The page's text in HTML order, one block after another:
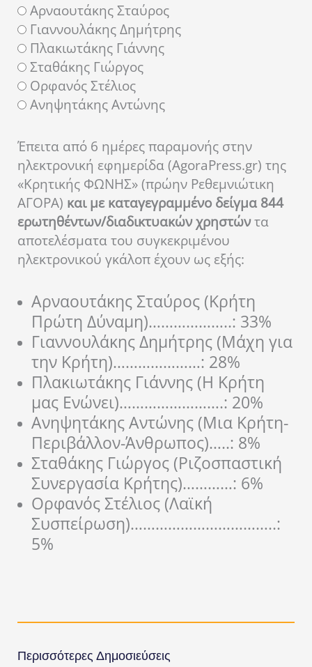
Αρναουτάκης Σταύρος
Γιαννουλάκης Δημήτρης
Πλακιωτάκης Γιάννης
Σταθάκης Γιώργος
Ορφανός Στέλιος
Ανηψητάκης Αντώνης
Έπειτα από 6 ημέρες παραμονής στην
ηλεκτρονική εφημερίδα (AgoraPress.gr) της
«Κρητικής ΦΩΝΗΣ» (πρώην Ρεθεμνιώτικη
ΑΓΟΡΑ) και με καταγεγραμμένο δείγμα 844
ερωτηθέντων/διαδικτυακών χρηστώντα
αποτελέσματα του συγκεκριμένου
ηλεκτρονικού γκάλοπ έχουν ως εξής:
Αρναουτάκης Σταύρος (Κρήτη
Πρώτη Δύναμη)………………..: 33%
Γιαννουλάκης Δημήτρης (Μάχη για
την Κρήτη)…………………: 28%
Πλακιωτάκης Γιάννης (Η Κρήτη
μας Ενώνει)…………………….: 20%
Ανηψητάκης Αντώνης (Μια Κρήτη-
Περιβάλλον-Άνθρωπος)…..: 8%
Σταθάκης Γιώργος (Ριζοσπαστική
Συνεργασία Κρήτης)…………: 6%
Ορφανός Στέλιος (Λαϊκή
Συσπείρωση)……………………………..:
5%
Περισσότερες Δημοσιεύσεις